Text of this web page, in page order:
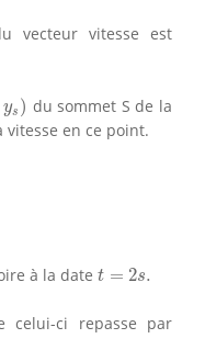
vecteur vitesse est
ys )
ys ) du sommet S de la
en ce point.
à la date t = 2s.
t =2 s.
celui-ci repasse par